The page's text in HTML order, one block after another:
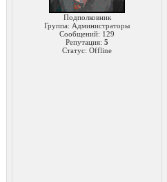
Подполковник
Группа: Администраторы
Сообщений: 129
Репутация: 5
Статус: Offline